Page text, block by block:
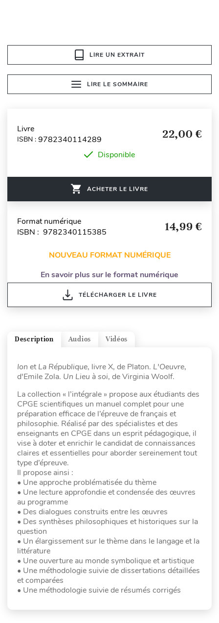
LIRE UN EXTRAIT
LIRE LE SOMMAIRE
Livre
ISBN : 9782340114289 22,00 €
Disponible
ACHETER LE LIVRE
Format numérique
ISBN : 9782340115385
14,99 €
NOUVEAU FORMAT NUMÉRIQUE
En savoir plus sur le format numérique
TÉLÉCHARGER LE LIVRE
Vidéos
Audios
Description
Ion etLa République, livre X, de Platon. L'Oeuvre,
d'Emile Zola. Un Lieu à soi, de Virginia Woolf.
La collection « l’intégrale » propose aux étudiants des
CPGE scientifiques un manuel complet pour une
préparation efficace de l’épreuve de français et
philosophie. Réalisé par des spécialistes et des
enseignants en CPGE dans un esprit pédagogique, il
vise à doter et enrichir le candidat de connaissances
claires et essentielles pour aborder sereinement tout
type d’épreuve.
Il propose ainsi :
• Une approche problématisée du thème
• Une lecture approfondie et condensée des œuvres
au programme
• Des dialogues construits entre les œuvres
• Des synthèses philosophiques et historiques sur la
question
• Un élargissement sur le thème dans le langage et la
littérature
• Une ouverture au monde symbolique et artistique
• Une méthodologie suivie de dissertations détaillées
et comparées
• Une méthodologie suivie de résumés corrigés